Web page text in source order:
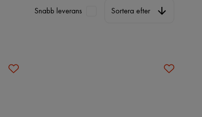
Snabb leverans Sortera efter